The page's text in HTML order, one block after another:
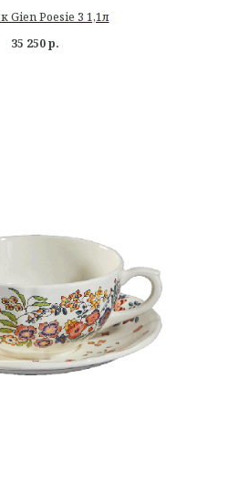
Gien Poesie 3 1,1л
35 250 р.